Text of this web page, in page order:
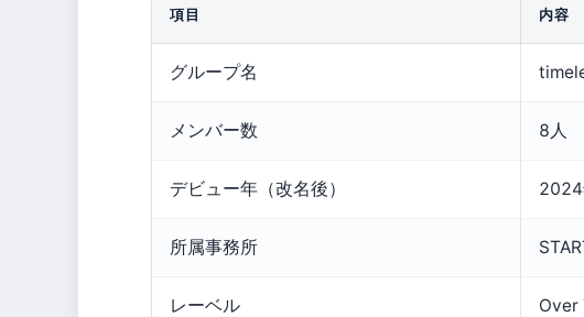
項目 内容
グループ名
メンバー数 8人
デビュー年（改名後）
所属事務所
レーベル Over